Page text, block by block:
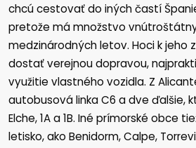
chcú cestovať do iných častí
pretože má množstvo
medzinárodných letov. Hoci k jeho
dostať verejnou dopravou,
využitie vlastného vozidla. Z
autobusová linka C6 a dve ďalšie,
Elche, 1A a 1B. Iné prímorské obce
letisko, ako Benidorm, Calpe,